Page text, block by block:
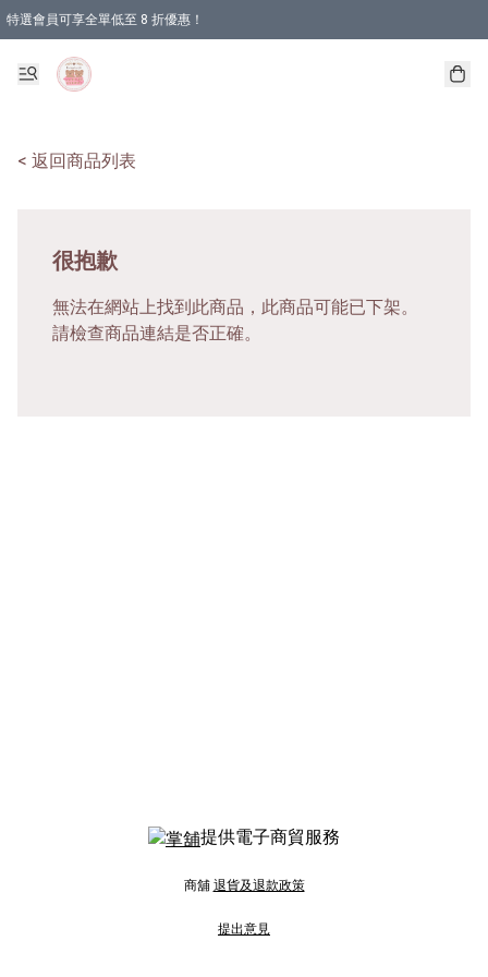
特選會員可享全單低至 8 折優惠！
< 返回商品列表
很抱歉
無法在網站上找到此商品，此商品可能已下架。
請檢查商品連結是否正確。
提供電子商貿服務
商舖 退貨及退款政策
提出意見